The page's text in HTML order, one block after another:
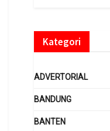
Kategori
ADVERTORIAL
BANDUNG
BANTEN